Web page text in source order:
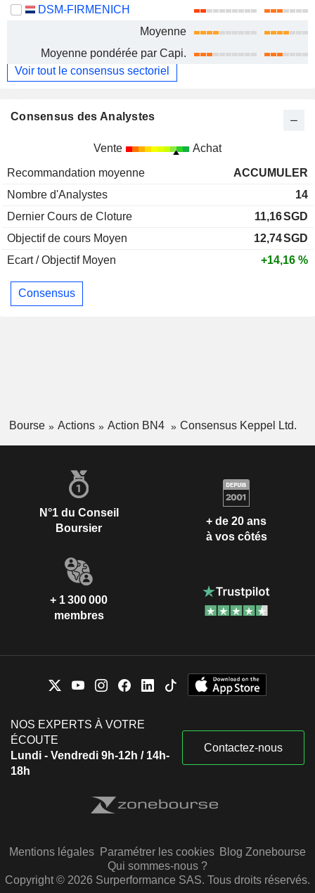
DSM-FIRMENICH
Moyenne
Moyenne pondérée par Capi.
Voir tout le consensus sectoriel
Consensus des Analystes
Vente Achat
Recommandation moyenne
ACCUMULER
Nombre d'Analystes
14
Dernier Cours de Cloture
11,16SGD
Objectif de cours Moyen
12,74SGD
Ecart / Objectif Moyen
+14,16 %
Consensus
Bourse Actions Action BN4 Consensus Keppel Ltd.
N°1 du Conseil
Boursier
+ de 20 ans
à vos côtés
+ 1 300 000
membres
NOS EXPERTS À VOTRE
ÉCOUTE
Lundi - Vendredi 9h-12h / 14h-
18h
Contactez-nous
Mentions légales Paramétrer les cookies Blog Zonebourse
Qui sommes-nous ?
Copyright © 2026 Surperformance SAS. Tous droits réservés.